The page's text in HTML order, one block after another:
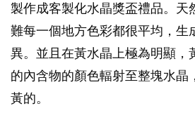
製作成客製化水晶獎盃禮品。天
難每一個地方色彩都很平均，生
異。並且在黃水晶上極為明顯，
的內含物的顏色輻射至整塊水晶
黃的。